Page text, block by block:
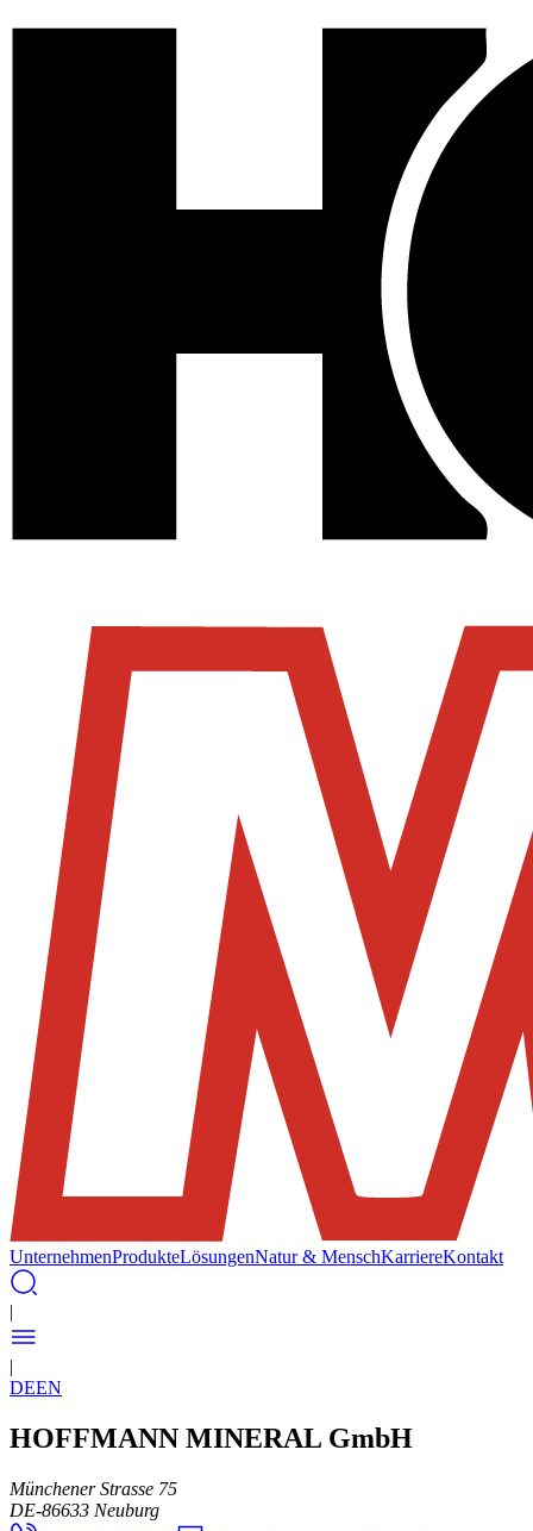
UnternehmenProdukteLösungenNatur & MenschKarriereKontakt
|
|
DEEN
HOFFMANN MINERAL GmbH
Münchener Strasse 75
DE-86633 Neuburg